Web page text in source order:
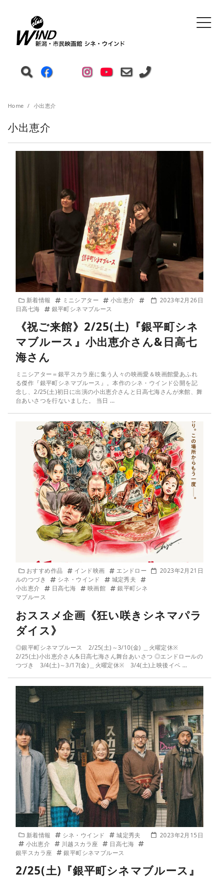
Home 小出恵介
小出恵介
新着情報 ミニシアター
小出恵介
日高七海
銀平町シネマブルース
2023年2月26日
《祝ご来館》2/25(土)『銀平町シネ
マブルース』小出恵介さん&日高七
海さん
ミニシアター＝銀平スカラ座に集う人々の映画愛＆映画館愛あふれ
る傑作『銀平町シネマブルース』。本作のシネ・ウインド公開を記
念し、2/25(土)初日に出演の小出恵介さんと日高七海さんが来館、舞
台あいさつを行ないました。 当日 …
おすすめ作品 インド映画
エンドロー
ルのつづき
シネ・ウインド
城定秀夫
小出恵介
日高七海 映画館
銀平町シネ
マブルース
2023年2月21日
おススメ企画《狂い咲きシネマパラ
ダイス》
◎銀平町シネマブルース 2/25(土)～3/10(金) ＿火曜定休※
2/25(土)小出恵介さん&日高七海さん舞台あいさつ ◎エンドロールの
つづき 3/4(土)～3/17(金)＿火曜定休※ 3/4(土)上映後イベ …
新着情報 シネ・ウインド
城定秀夫
小出恵介
川越スカラ座
日高七海
銀平スカラ座
銀平町シネマブルース
2023年2月15日
2/25(土)『銀平町シネマブルース』